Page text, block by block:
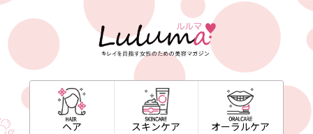
ヘア スキンケア オーラルケア